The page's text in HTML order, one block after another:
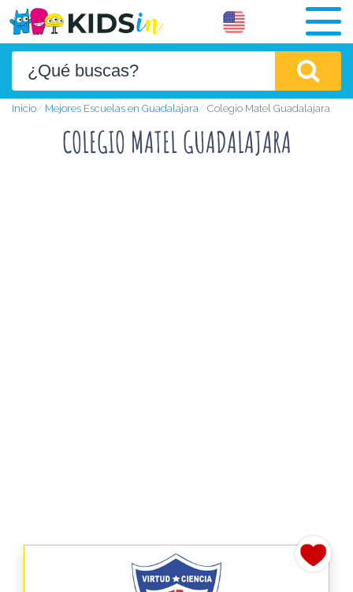
Inicio Mejores Escuelas en Guadalajara Colegio Matel Guadalajara
COLEGIO MATEL GUADALAJARA